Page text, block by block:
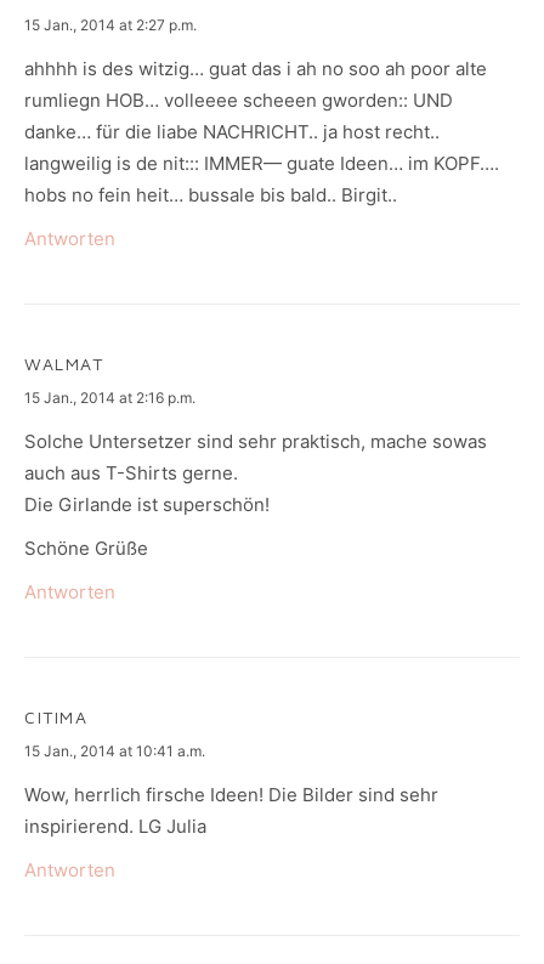
says:
15 Jan., 2014 at 2:27 p.m.
ahhhh is des witzig… guat das i ah no soo ah poor alte
rumliegn HOB… volleeee scheeen gworden:: UND
danke… für die liabe NACHRICHT.. ja host recht..
langweilig is de nit::: IMMER— guate Ideen… im KOPF….
hobs no fein heit… bussale bis bald.. Birgit..
Antworten
WALMAT
says:
15 Jan., 2014 at 2:16 p.m.
Solche Untersetzer sind sehr praktisch, mache sowas
auch aus T-Shirts gerne.
Die Girlande ist superschön!
Schöne Grüße
Antworten
CITIMA
says:
15 Jan., 2014 at 10:41 a.m.
Wow, herrlich firsche Ideen! Die Bilder sind sehr
inspirierend. LG Julia
Antworten